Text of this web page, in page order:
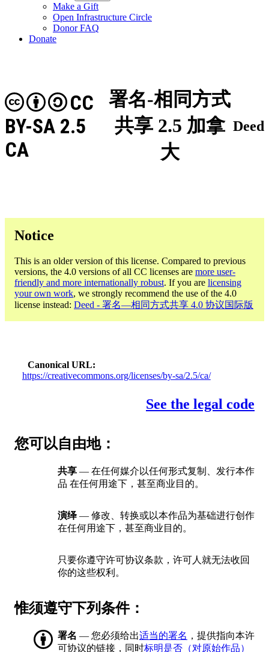
Make a Gift
Open Infrastructure Circle
Donor FAQ
Donate
署名-相同方式
共享 2.5 加拿
大
CC
BY-SA 2.5
CA
Deed
Notice
This is an older version of this license. Compared to previous
versions, the 4.0 versions of all CC licenses are more user-
friendly and more internationally robust. If you are licensing
your own work, we strongly recommend the use of the 4.0
license instead: Deed - 署名—相同方式共享 4.0 协议国际版
Canonical URL
https://creativecommons.org/licenses/by-sa/2.5/ca/
See the legal code
您可以自由地：
共享 — 在任何媒介以任何形式复制、发行本作
品 在任何用途下，甚至商业目的。
演绎 — 修改、转换或以本作品为基础进行创作
在任何用途下，甚至商业目的。
只要你遵守许可协议条款，许可人就无法收回
你的这些权利。
惟须遵守下列条件：
署名 — 您必须给出适当的署名 ，提供指向本许
可协议的链接，同时标明是否（对原始作品）